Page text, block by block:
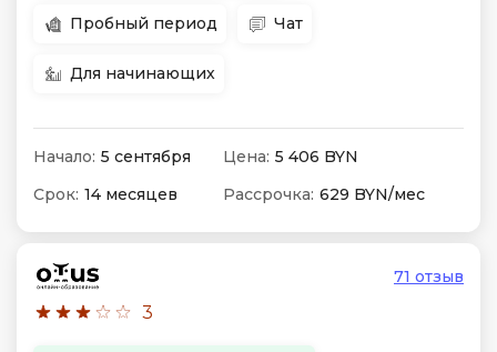
Пробный период Чат
Для начинающих
Начало: 5 сентября Цена: 5 406 BYN
Срок: 14 месяцев Рассрочка: 629 BYN/мес
3
71 отзыв